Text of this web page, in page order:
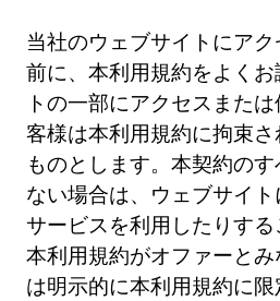
当社のウェブサイトにア
前に、本利用規約をよく
トの一部にアクセスまた
客様は本利用規約に拘束
ものとします。本契約の
ない場合は、ウェブサイト
サービスを利用したりする
本利用規約がオファーと
は明示的に本利用規約に限